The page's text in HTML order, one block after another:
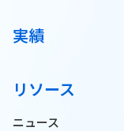
実績
リソース
ニュース